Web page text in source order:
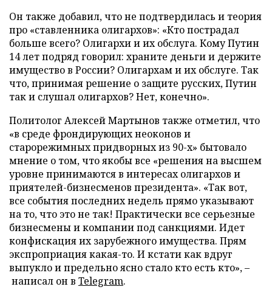
Он также добавил, что не подтвердилась и теория
про «ставленника олигархов»: «Кто пострадал
больше всего? Олигархи и их обслуга. Кому Путин
14 лет подряд говорил: храните деньги и держите
имущество в России? Олигархам и их обслуге. Так
что, принимая решение о защите русских, Путин
так и слушал олигархов? Нет, конечно».
Политолог Алексей Мартынов также отметил, что
«в среде фрондирующих неоконов и
старорежимных придворных из 90-х» бытовало
мнение о том, что якобы все «решения на высшем
уровне принимаются в интересах олигархов и
приятелей-бизнесменов президента». «Так вот,
все события последних недель прямо указывают
на то, что это не так! Практически все серьезные
бизнесмены и компании под санкциями. Идет
конфискация их зарубежного имущества. Прям
экспроприация какая-то. И кстати как вдруг
выпукло и предельно ясно стало кто есть кто», –
написал он в Telegram.